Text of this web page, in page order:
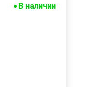
В наличии